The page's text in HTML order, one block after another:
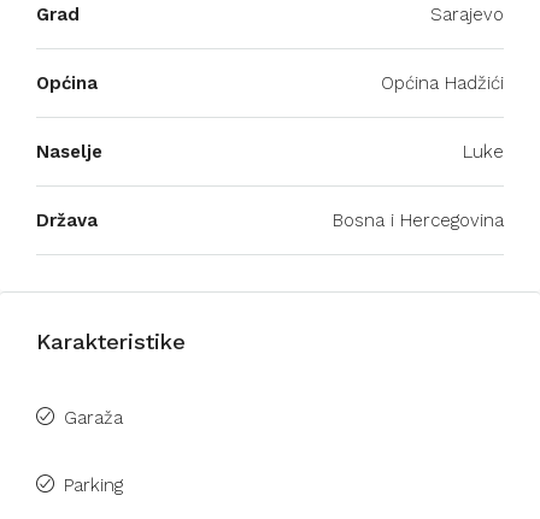
Grad Sarajevo
Općina Općina Hadžići
Naselje Luke
Država Bosna i Hercegovina
Karakteristike
Garaža
Parking